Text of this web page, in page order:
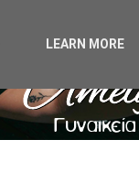
LEARN MORE